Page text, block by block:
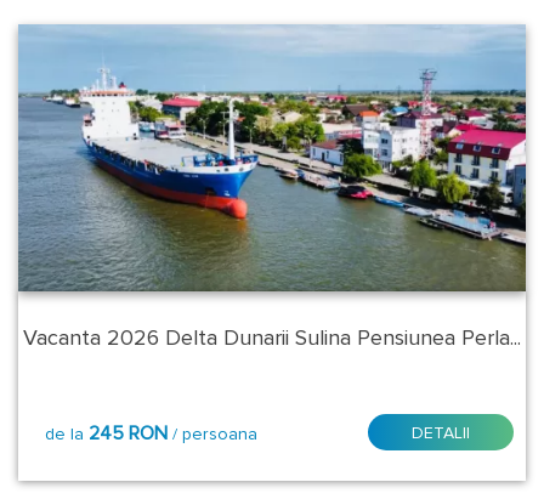
Chilia
Dunavatu
de
Jos
Mahmudia
Murighiol
Gheorghe
Sulina
Vacanta 2026 Delta Dunarii Sulina Pensiunea Perla...
de la 245 RON / persoana DETALII